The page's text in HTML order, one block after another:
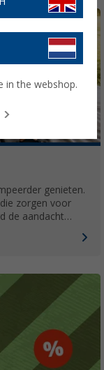
genieten.
zorgen voor
de aandacht
in the webshop.